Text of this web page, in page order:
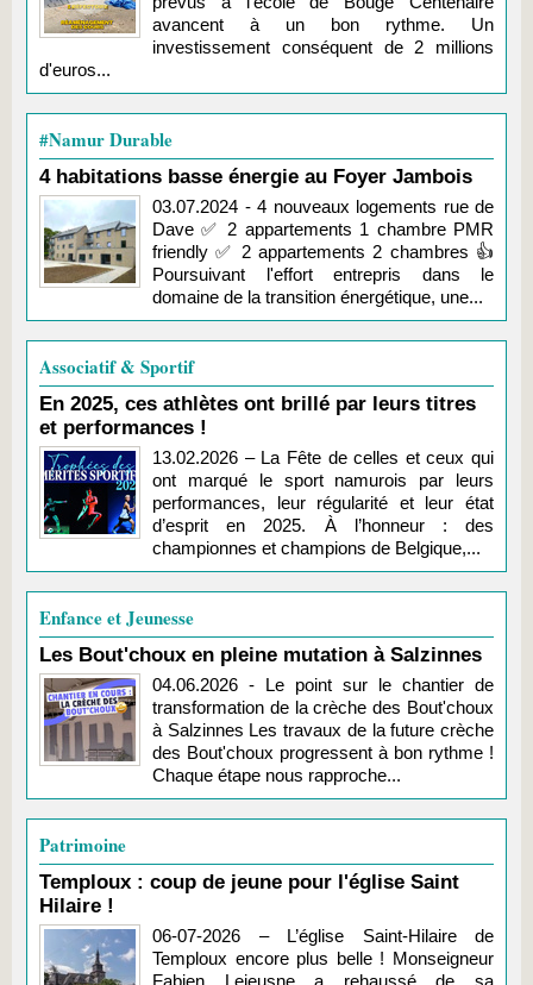
avancent à un bon rythme. Un
investissement conséquent de 2 millions
d'euros...
#Namur Durable
4 habitations basse énergie au Foyer Jambois
03.07.2024 - 4 nouveaux logements rue de
Dave ✅ 2 appartements 1 chambre PMR
friendly ✅ 2 appartements 2 chambres 👍
Poursuivant l'effort entrepris dans le
domaine de la transition énergétique, une...
Associatif & Sportif
En 2025, ces athlètes ont brillé par leurs titres
et performances !
13.02.2026 – La Fête de celles et ceux qui
ont marqué le sport namurois par leurs
performances, leur régularité et leur état
d’esprit en 2025. À l’honneur : des
championnes et champions de Belgique,...
Enfance et Jeunesse
Les Bout'choux en pleine mutation à Salzinnes
04.06.2026 - Le point sur le chantier de
transformation de la crèche des Bout'choux
à Salzinnes Les travaux de la future crèche
des Bout'choux progressent à bon rythme !
Chaque étape nous rapproche...
Patrimoine
Temploux : coup de jeune pour l'église Saint
Hilaire !
06-07-2026 – L’église Saint-Hilaire de
Temploux encore plus belle ! Monseigneur
Fabien Lejeusne a rehaussé de sa